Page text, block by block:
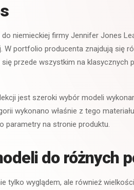
niemieckiej firmy Jennifer Jones
W portfolio producenta znajdują się
się przede wszystkim na
jest szeroki wybór modeli
wykonano właśnie z tego
parametry na stronie produktu.
do różnych
tylko wyglądem, ale również